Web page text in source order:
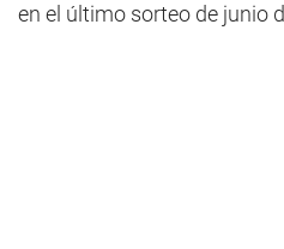
en el último sorteo de junio